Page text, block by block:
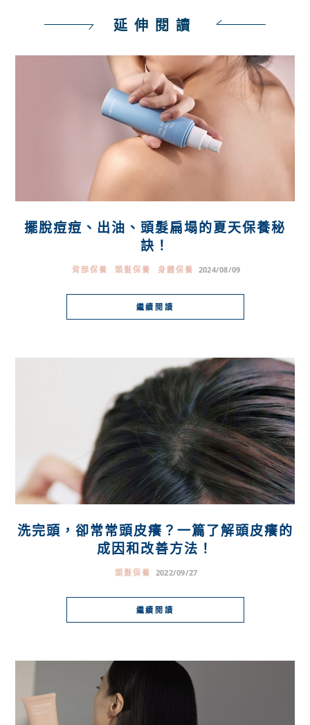
延伸閱讀
擺脫痘痘、出油、頭髮扁塌的夏天保養秘
訣！
背部保養 頭髮保養 身體保養 2024/08/09
繼續閱讀
洗完頭，卻常常頭皮癢？一篇了解頭皮癢的
成因和改善方法！
頭髮保養 2022/09/27
繼續閱讀